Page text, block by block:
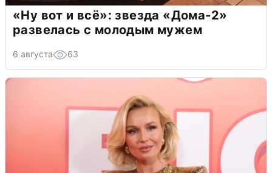
«Ну вот и всё»: звезда «Дома-2»
развелась с молодым мужем
6 августа 63